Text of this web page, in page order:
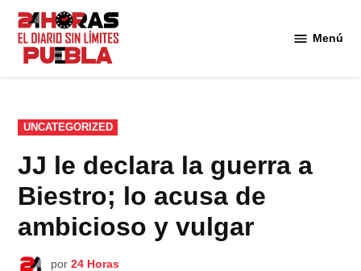
Saltar
contenido
Menú
PUBLICADO
EN
UNCATEGORIZED
JJ le declara la guerra a
Biestro; lo acusa de
ambicioso y vulgar
por 24 Horas